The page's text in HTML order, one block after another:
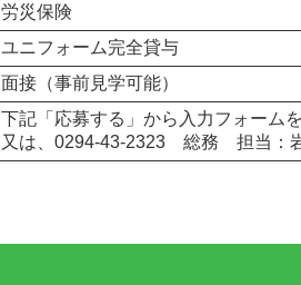
労災保険
ユニフォーム完全貸与
面接（事前見学可能）
下記「応募する」から入力フォーム
又は、0294-43-2323 総務 担当：